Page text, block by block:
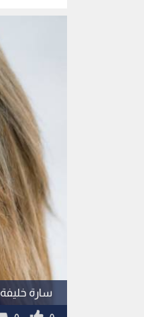
سارة خليفة